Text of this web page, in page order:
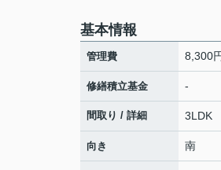
基本情報
管理費 8,300
修繕積立基金 -
間取り / 詳細 3LDK
向き 南